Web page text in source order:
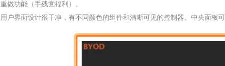
重做功能（手残党福利）。
用户界面设计很干净，有不同颜色的组件和清晰可见的控制器。中央面板